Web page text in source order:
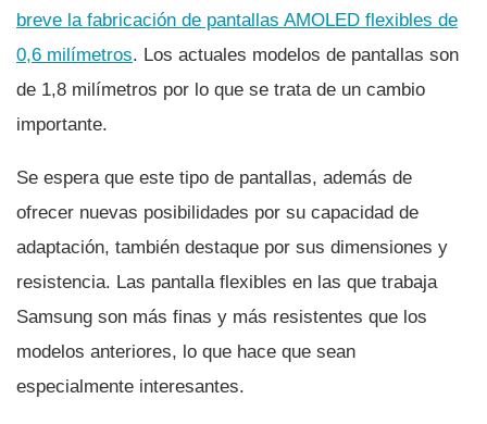
breve la fabricación de pantallas AMOLED flexibles de
0,6 milí­metros. Los actuales modelos de pantallas son
de 1,8 milí­metros por lo que se trata de un cambio
importante.
Se espera que este tipo de pantallas, además de
ofrecer nuevas posibilidades por su capacidad de
adaptación, también destaque por sus dimensiones y
resistencia. Las pantalla flexibles en las que trabaja
Samsung son más finas y más resistentes que los
modelos anteriores, lo que hace que sean
especialmente interesantes.